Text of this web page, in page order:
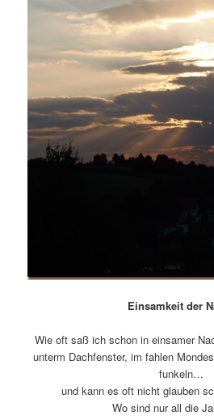
Einsamkeit der
Wie oft saß ich schon in einsamer
unterm Dachfenster, im fahlen
funkeln…
und kann es oft nicht glauben
Wo sind nur all die